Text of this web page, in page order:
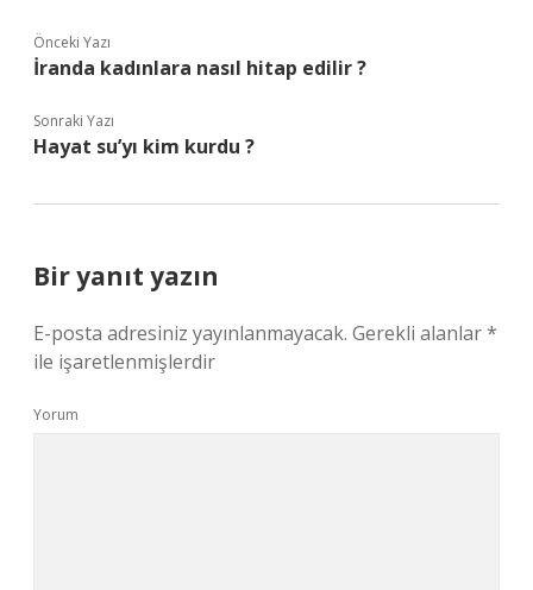
Önceki Yazı
İranda kadınlara nasıl hitap edilir ?
Sonraki Yazı
Hayat su’yı kim kurdu ?
Bir yanıt yazın
E-posta adresiniz yayınlanmayacak. Gerekli alanlar*
ile işaretlenmişlerdir
Yorum